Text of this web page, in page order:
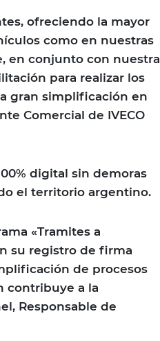
ofreciendo la mayor
como en nuestras
en conjunto con nuestra
para realizar los
gran simplificación en
Comercial de IVECO
digital sin demoras
el territorio argentino.
«Tramites a
su registro de firma
de procesos
contribuye a la
Responsable de